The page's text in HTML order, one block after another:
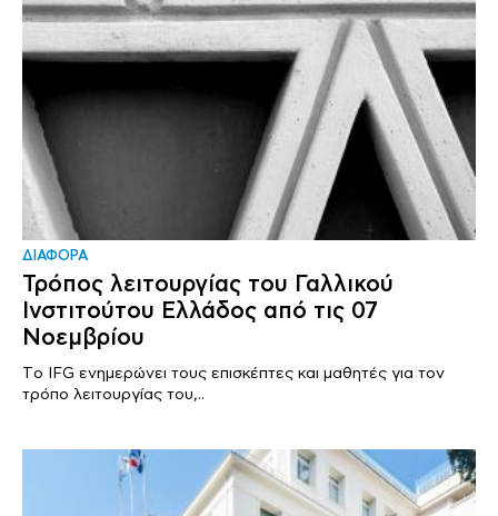
ΔΙΑΦΟΡΑ
Τρόπος λειτουργίας του Γαλλικού
Ινστιτούτου Ελλάδος από τις 07
Νοεμβρίου
Tο IFG ενημερώνει τους επισκέπτες και μαθητές για τον
τρόπο λειτουργίας του,..